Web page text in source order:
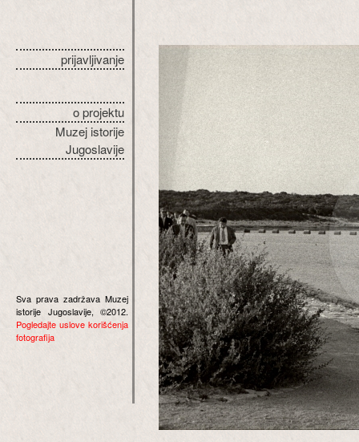
prijavljivanje
o projektu
Muzej istorije
Jugoslavije
Sva prava zadržava Muzej
istorije Jugoslavije, ©2012.
Pogledajte uslove korišćenja
fotografija